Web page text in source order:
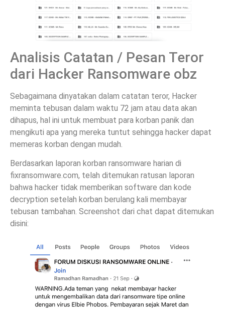
Analisis Catatan / Pesan Teror
dari Hacker Ransomware obz
Sebagaimana dinyatakan dalam catatan teror, Hacker
meminta tebusan dalam waktu 72 jam atau data akan
dihapus, hal ini untuk membuat para korban panik dan
mengikuti apa yang mereka tuntut sehingga hacker dapat
memeras korban dengan mudah.
Berdasarkan laporan korban ransomware harian di
fixransomware.com, telah ditemukan ratusan laporan
bahwa hacker tidak memberikan software dan kode
decryption setelah korban berulang kali membayar
tebusan tambahan. Screenshot dari chat dapat ditemukan
disini: